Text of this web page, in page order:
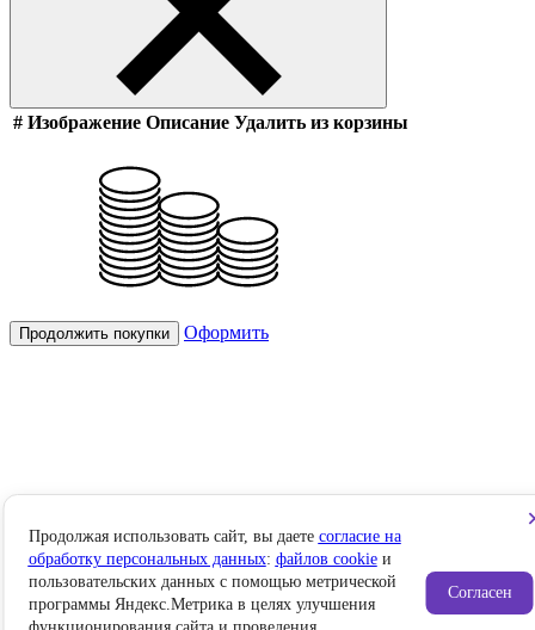
# Изображение Описание Удалить из корзины
Продолжить покупки Оформить
Продолжая использовать сайт, вы даете согласие на
обработку персональных данных: файлов cookieи
пользовательских данных с помощью метрической
программы Яндекс.Метрика в целях улучшения
Согласен